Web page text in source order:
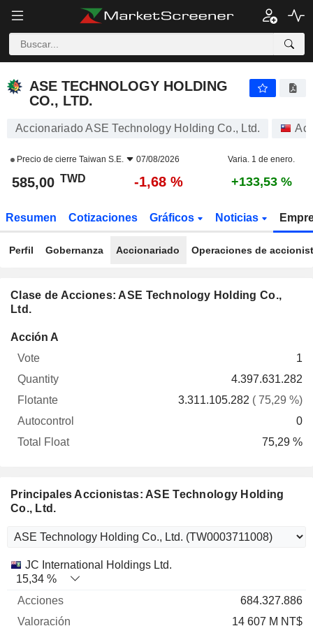
ASE TECHNOLOGY HOLDING
CO., LTD.
Accionariado ASE Technology Holding Co., Ltd.
Precio de cierre Taiwan S.E. 07/08/2026 Varia. 1 de enero.
585,00 TWD -1,68 % +133,53 %
Resumen Cotizaciones Gráficos Noticias
Perfil Gobernanza Accionariado Operaciones de
Clase de Acciones: ASE Technology Holding Co.,
Ltd.
Acción A
1
4.397.631.282
3.311.105.282 ( 75,29 %)
0
75,29 %
Principales Accionistas: ASE Technology Holding
Co., Ltd.
Nombre Acciones % Valoración
JC International Holdings Ltd.
15,34 %
684.327.886
14 607 M NT$